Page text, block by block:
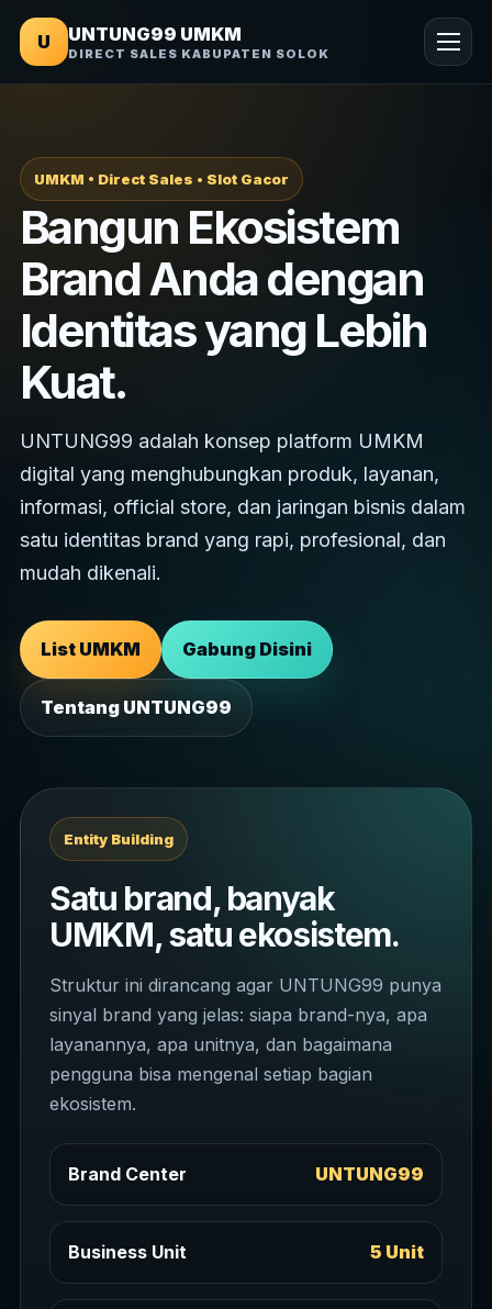
U UNTUNG99 UMKM
DIRECT SALES KABUPATEN SOLOK
UMKM • Direct Sales • Slot Gacor
Bangun Ekosistem
Brand Anda dengan
Identitas yang Lebih
Kuat.
UNTUNG99 adalah konsep platform UMKM
digital yang menghubungkan produk, layanan,
informasi, official store, dan jaringan bisnis dalam
satu identitas brand yang rapi, profesional, dan
mudah dikenali.
List UMKM Gabung Disini
Tentang UNTUNG99
Entity Building
Satu brand, banyak
UMKM, satu ekosistem.
Struktur ini dirancang agar UNTUNG99 punya
sinyal brand yang jelas: siapa brand-nya, apa
layanannya, apa unitnya, dan bagaimana
pengguna bisa mengenal setiap bagian
ekosistem.
Brand Center UNTUNG99
Business Unit 5 Unit